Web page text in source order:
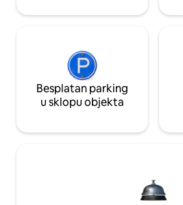
Besplatan parking
u sklopu objekta